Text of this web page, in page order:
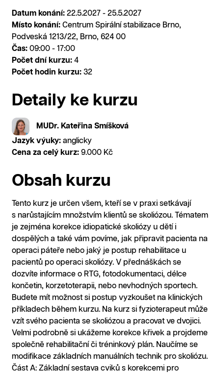
Datum konání: 22.5.2027 - 25.5.2027
Místo konání: Centrum Spirální stabilizace Brno,
Podveská 1213/22, Brno, 624 00
Čas: 09:00 - 17:00
Počet dní kurzu: 4
Počet hodin kurzu: 32
Detaily ke kurzu
MUDr. Kateřina Smíšková
Jazyk výuky: anglicky
Cena za celý kurz: 9.000 Kč
Obsah kurzu
Tento kurz je určen všem, kteří se v praxi setkávají
s narůstajícím množstvím klientů se skoliózou. Tématem
je zejména korekce idiopatické skoliózy u dětí i
dospělých a také vám povíme, jak připravit pacienta na
operaci páteře nebo jaký je postup rehabilitace u
pacientů po operaci skoliózy. V přednáškách se
dozvíte informace o RTG, fotodokumentaci, délce
končetin, korzetoterapii, nebo nevhodných sportech.
Budete mít možnost si postup vyzkoušet na klinických
příkladech během kurzu. Na kurz si fyzioterapeut může
vzít svého pacienta se skoliózou a pracovat ve dvojici.
Velmi podrobně si ukážeme korekce křivek a projdeme
společně rehabilitační či tréninkový plán. Naučíme se
modifikace základních manuálních technik pro skoliózu.
Část A: Základní sestava cviků s korekcemi pro